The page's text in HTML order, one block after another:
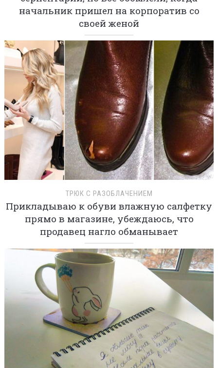
начальник пришел на корпоратив со
своей женой
ТРЮК С РАЗОБЛАЧЕНИЕМ
Прикладываю к обуви влажную салфетку
прямо в магазине, убеждаюсь, что
продавец нагло обманывает